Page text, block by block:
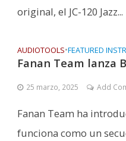
original, el JC-120 Jazz...
AUDIOTOOLS•FEATURED
Fanan Team lanza
25 marzo, 2025 Add
Fanan Team ha
funciona como un